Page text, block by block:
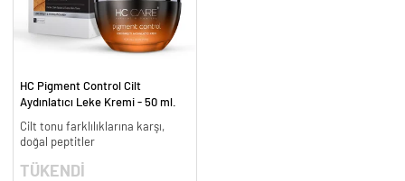
HC Pigment Control Cilt
Aydınlatıcı Leke Kremi - 50 ml.
Cilt tonu farklılıklarına karşı,
doğal peptitler
TÜKENDİ